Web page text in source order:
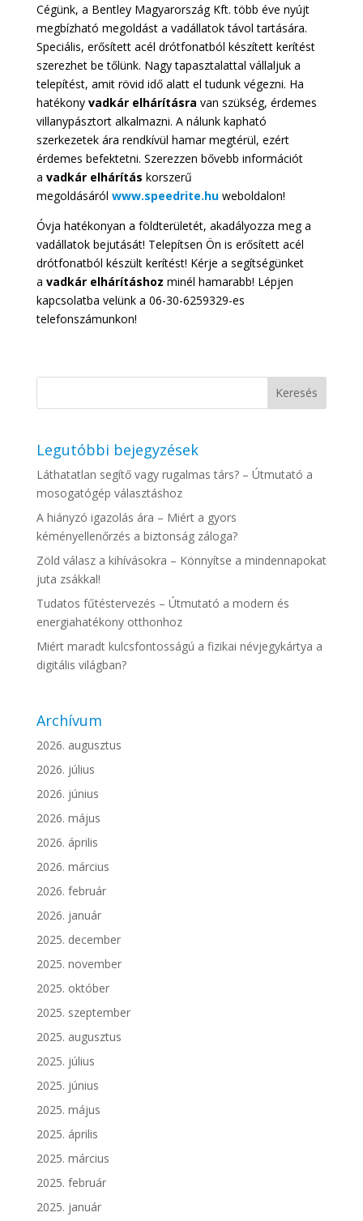
Cégünk, a Bentley Magyarország Kft. több éve nyújt
megbízható megoldást a vadállatok távol tartására.
Speciális, erősített acél drótfonatból készített kerítést
szerezhet be tőlünk. Nagy tapasztalattal vállaljuk a
telepítést, amit rövid idő alatt el tudunk végezni. Ha
hatékony vadkár elhárításra van szükség, érdemes
villanypásztort alkalmazni. A nálunk kapható
szerkezetek ára rendkívül hamar megtérül, ezért
érdemes befektetni. Szerezzen bővebb információt
a vadkár elhárítás korszerű
megoldásáról www.speedrite.huweboldalon!
Óvja hatékonyan a földterületét, akadályozza meg a
vadállatok bejutását! Telepítsen Ön is erősített acél
drótfonatból készült kerítést! Kérje a segítségünket
a vadkár elhárításhoz minél hamarabb! Lépjen
kapcsolatba velünk a 06-30-6259329-es
telefonszámunkon!
Legutóbbi bejegyzések
Láthatatlan segítő vagy rugalmas társ? – Útmutató a
mosogatógép választáshoz
A hiányzó igazolás ára – Miért a gyors
kéményellenőrzés a biztonság záloga?
Zöld válasz a kihívásokra – Könnyítse a mindennapokat
juta zsákkal!
Tudatos fűtéstervezés – Útmutató a modern és
energiahatékony otthonhoz
Miért maradt kulcsfontosságú a fizikai névjegykártya a
digitális világban?
Archívum
2026. augusztus
2026. július
2026. június
2026. május
2026. április
2026. március
2026. február
2026. január
2025. december
2025. november
2025. október
2025. szeptember
2025. augusztus
2025. július
2025. június
2025. május
2025. április
2025. március
2025. február
2025. január